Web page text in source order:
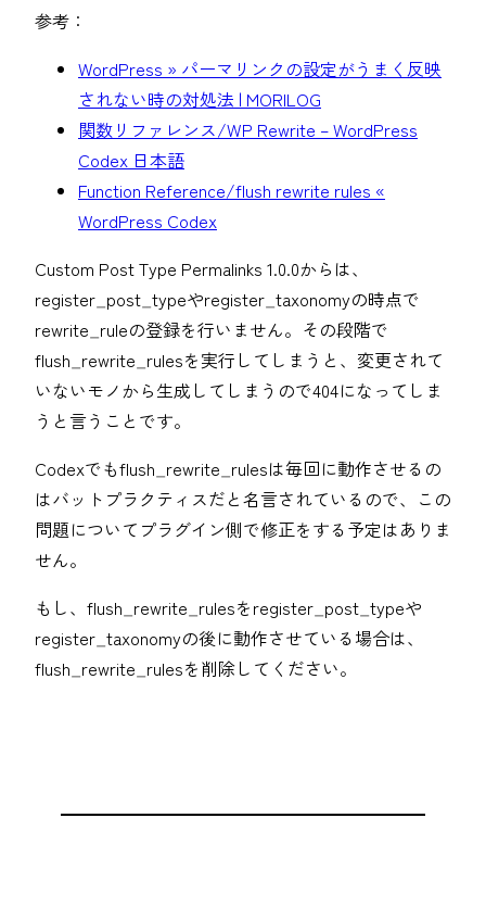
参考：
WordPress » パーマリンクの設定がうまく反映
されない時の対処法 | MORILOG
関数リファレンス/WP Rewrite – WordPress
Codex 日本語
Function Reference/flush rewrite rules «
WordPress Codex
Custom Post Type Permalinks 1.0.0からは、
register_post_typeやregister_taxonomyの時点で
rewrite_ruleの登録を行いません。その段階で
flush_rewrite_rulesを実行してしまうと、変更されて
いないモノから生成してしまうので404になってしま
うと言うことです。
Codexでもflush_rewrite_rulesは毎回に動作させるの
はバットプラクティスだと名言されているので、この
問題についてプラグイン側で修正をする予定はありま
せん。
もし、flush_rewrite_rulesをregister_post_typeや
register_taxonomyの後に動作させている場合は、
flush_rewrite_rulesを削除してください。